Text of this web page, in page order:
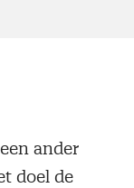
ander
doel de